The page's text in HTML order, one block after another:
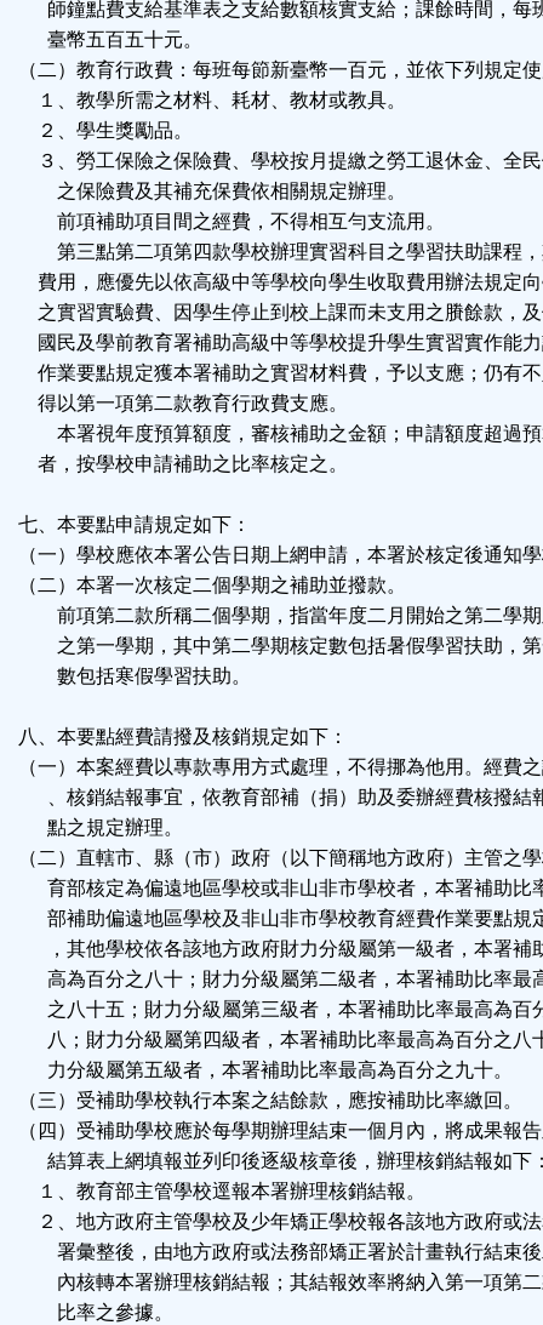
師鐘點費支給基準表之支給數額核實支給；課餘時間，每
臺幣五百五十元。
（二）教育行政費：每班每節新臺幣一百元，並依下列規定
１、教學所需之材料、耗材、教材或教具。
２、學生獎勵品。
３、勞工保險之保險費、學校按月提繳之勞工退休金、全
之保險費及其補充保費依相關規定辦理。
前項補助項目間之經費，不得相互勻支流用。
第三點第二項第四款學校辦理實習科目之學習扶助課程，
費用，應優先以依高級中等學校向學生收取費用辦法規定
之實習實驗費、因學生停止到校上課而未支用之賸餘款，
國民及學前教育署補助高級中等學校提升學生實習實作能
作業要點規定獲本署補助之實習材料費，予以支應；仍有
得以第一項第二款教育行政費支應。
本署視年度預算額度，審核補助之金額；申請額度超過預
者，按學校申請補助之比率核定之。
七、本要點申請規定如下：
（一）學校應依本署公告日期上網申請，本署於核定後通知
（二）本署一次核定二個學期之補助並撥款。
前項第二款所稱二個學期，指當年度二月開始之第二學期
之第一學期，其中第二學期核定數包括暑假學習扶助，第
數包括寒假學習扶助。
八、本要點經費請撥及核銷規定如下：
（一）本案經費以專款專用方式處理，不得挪為他用。經費
、核銷結報事宜，依教育部補（捐）助及委辦經費核撥結
點之規定辦理。
（二）直轄市、縣（市）政府（以下簡稱地方政府）主管之
育部核定為偏遠地區學校或非山非市學校者，本署補助比
部補助偏遠地區學校及非山非市學校教育經費作業要點規
，其他學校依各該地方政府財力分級屬第一級者，本署補
高為百分之八十；財力分級屬第二級者，本署補助比率最
之八十五；財力分級屬第三級者，本署補助比率最高為百
八；財力分級屬第四級者，本署補助比率最高為百分之八
力分級屬第五級者，本署補助比率最高為百分之九十。
（三）受補助學校執行本案之結餘款，應按補助比率繳回。
（四）受補助學校應於每學期辦理結束一個月內，將成果報
結算表上網填報並列印後逐級核章後，辦理核銷結報如下
１、教育部主管學校逕報本署辦理核銷結報。
２、地方政府主管學校及少年矯正學校報各該地方政府或
署彙整後，由地方政府或法務部矯正署於計畫執行結束
內核轉本署辦理核銷結報；其結報效率將納入第一項第
比率之參據。